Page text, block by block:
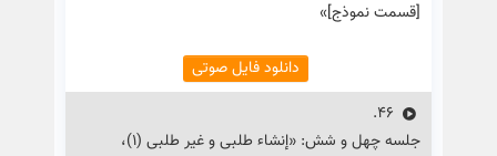
[قسمت نموذج]»
دانلود فایل صوتی
46.
جلسه چهل و شش: «إنشاء طلبی و غیر طلبی (۱)،